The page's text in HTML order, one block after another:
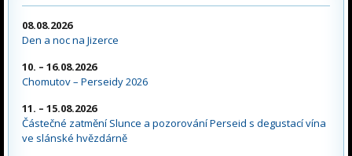
08.08.2026
Den a noc na Jizerce
10. – 16.08.2026
Chomutov – Perseidy 2026
11. – 15.08.2026
Částečné zatmění Slunce a pozorování Perseid s degustací vína
ve slánské hvězdárně